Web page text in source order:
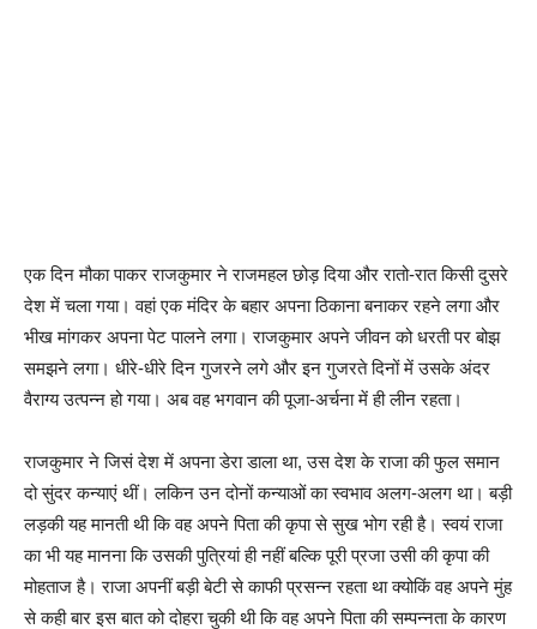
एक दिन मौका पाकर राजकुमार ने राजमहल छोड़ दिया और रातो-रात किसी दुसरे
देश में चला गया। वहां एक मंदिर के बहार अपना ठिकाना बनाकर रहने लगा और
भीख मांगकर अपना पेट पालने लगा। राजकुमार अपने जीवन को धरती पर बोझ
समझने लगा। धीरे-धीरे दिन गुजरने लगे और इन गुजरते दिनों में उसके अंदर
वैराग्य उत्पन्न हो गया। अब वह भगवान की पूजा-अर्चना में ही लीन रहता।
राजकुमार ने जिसं देश में अपना डेरा डाला था, उस देश के राजा की फुल समान
दो सुंदर कन्याएं थीं। लकिन उन दोनों कन्याओं का स्वभाव अलग-अलग था। बड़ी
लड़की यह मानती थी कि वह अपने पिता की कृपा से सुख भोग रही है। स्वयं राजा
का भी यह मानना कि उसकी पुत्रियां ही नहीं बल्कि पूरी प्रजा उसी की कृपा की
मोहताज है। राजा अपनीं बड़ी बेटी से काफी प्रसन्न रहता था क्योकिं वह अपने मुंह
से कही बार इस बात को दोहरा चुकी थी कि वह अपने पिता की सम्पन्नता के कारण